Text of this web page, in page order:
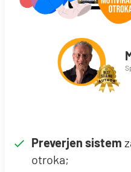
Preverjen sistem
otroka;